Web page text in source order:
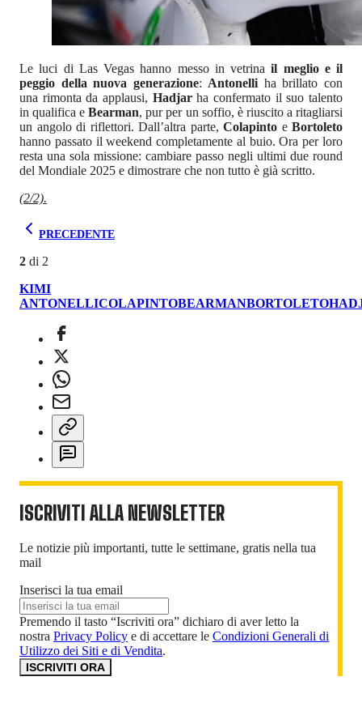
Le luci di Las Vegas hanno messo in vetrinail meglio e il
peggio della nuova generazione: Antonelli ha brillato con
una rimonta da applausi, Hadjarha confermato il suo talento
in qualifica eBearman, pur per un soffio, è riuscito a ritagliarsi
un angolo di riflettori. Dall’altra parte, Colapinto e Bortoleto
hanno passato il weekend completamente al buio. Ora per loro
resta una sola missione: cambiare passo negli ultimi due round
del Mondiale 2025 e dimostrare che non tutto è già scritto.
(2/2).
PRECEDENTE
2 di 2
KIMI
ANTONELLICOLAPINTOBEARMANBORTOLETO
ISCRIVITI ALLA NEWSLETTER
Le notizie più importanti, tutte le settimane, gratis nella tua
mail
Inserisci la tua email
Premendo il tasto “Iscriviti ora” dichiaro di aver letto la
nostra Privacy Policy e di accettare le Condizioni Generali di
Utilizzo dei Siti e di Vendita.
ISCRIVITI ORA